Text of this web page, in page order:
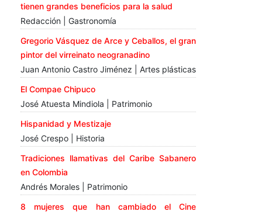
tienen grandes beneficios para la salud
Redacción | Gastronomía
Gregorio Vásquez de Arce y Ceballos, el gran
pintor del virreinato neogranadino
Juan Antonio Castro Jiménez | Artes plásticas
El Compae Chipuco
José Atuesta Mindiola | Patrimonio
Hispanidad y Mestizaje
José Crespo | Historia
Tradiciones llamativas del Caribe Sabanero
en Colombia
Andrés Morales | Patrimonio
8 mujeres que han cambiado el Cine